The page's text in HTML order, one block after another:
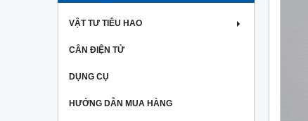
VẬT TƯ TIÊU HAO
CÂN ĐIỆN TỬ
DỤNG CỤ
HƯỚNG DẪN MUA HÀNG